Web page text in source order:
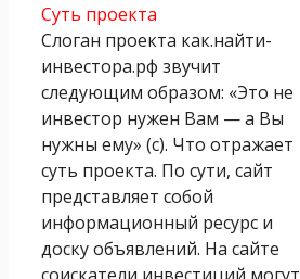
Суть проекта
Слоган проекта как.найти-
инвестора.рф звучит
следующим образом: «Это не
инвестор нужен Вам — а Вы
нужны ему» (с). Что отражает
суть проекта. По сути, сайт
представляет собой
информационный ресурс и
доску объявлений. На сайте